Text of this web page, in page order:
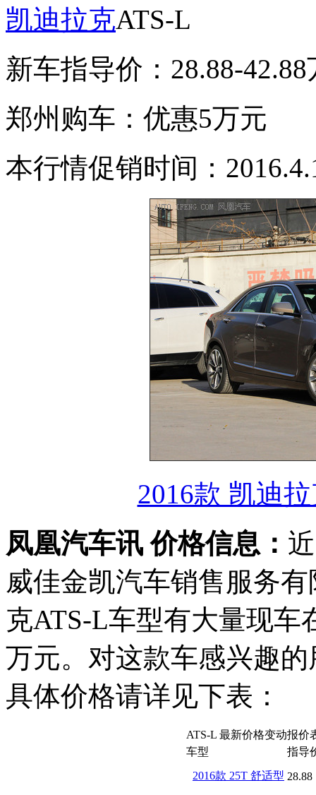
凯迪拉克ATS-L
新车指导价：28.88-42.88
郑州购车：优惠5万元
本行情促销时间：
2016款 凯迪
凤凰汽车讯 价格信息：
威佳金凯汽车销售服务
克ATS-L车型有大量现车
万元。对这款车感兴趣
具体价格请详见下表：
ATS-L 最新价格变动报价
车型
指导
2016款 25T 舒适型 28.88